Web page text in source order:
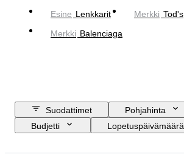
Esine Lenkkarit Merkki Tod's
Merkki Balenciaga
Suodattimet
Pohjahinta
Budjetti
Lopetuspäivämäärä